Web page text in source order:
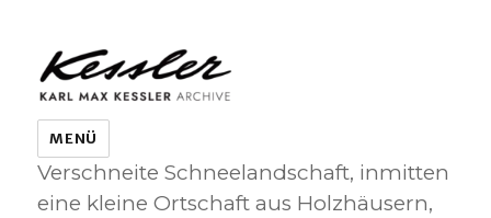
KARL MAX KESSLER ARCHIVE
MENÜ
Verschneite Schneelandschaft, inmitten
eine kleine Ortschaft aus Holzhäusern,